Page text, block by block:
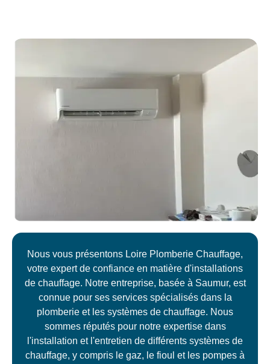
Nous vous présentons Loire Plomberie Chauffage,
votre expert de confiance en matière d'installations
de chauffage. Notre entreprise, basée à Saumur, est
connue pour ses services spécialisés dans la
plomberie et les systèmes de chauffage. Nous
sommes réputés pour notre expertise dans
l'installation et l'entretien de différents systèmes de
chauffage, y compris le gaz, le fioul et les pompes à